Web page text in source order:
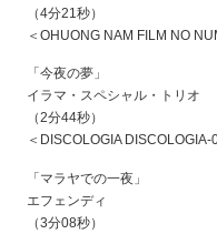
（4分21秒）
＜OHUONG NAM FILM NO
「今夜の夢」
イラマ・スペシャル・トリオ
（2分44秒）
＜DISCOLOGIA DISCOLOGIA-
「マラヤでの一夜」
エフェンディ
（3分08秒）